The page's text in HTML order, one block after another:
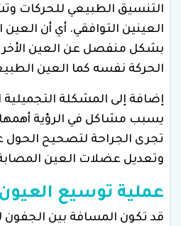
التنسيق الطبيعي للحركات
العينين التوافقي. أي أن
بشكل منفصل عن العين الأخرى
الحركة نفسه كما العين
إضافة إلى المشكلة
يسبب مشاكل في الرؤية
تجرى الجراحة لتصحيح
وتعديل عضلات العين
عملية توسيع
قد تكون المسافة بين